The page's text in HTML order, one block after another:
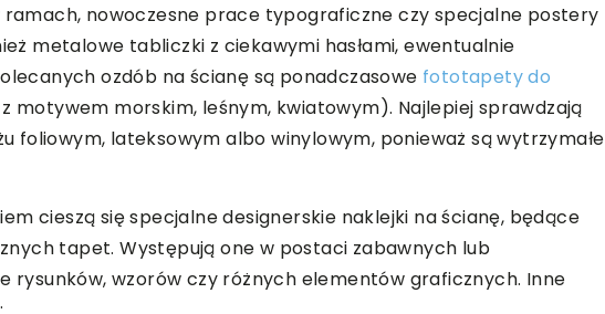
ramach, nowoczesne prace typograficzne czy specjalne postery
metalowe tabliczki z ciekawymi hasłami, ewentualnie
ozdób na ścianę są ponadczasowe fototapety do
motywem morskim, leśnym, kwiatowym). Najlepiej sprawdzają
foliowym, lateksowym albo winylowym, ponieważ są wytrzymałe
cieszą się specjalne designerskie naklejki na ścianę, będące
tapet. Występują one w postaci zabawnych lub
rysunków, wzorów czy różnych elementów graficznych. Inne